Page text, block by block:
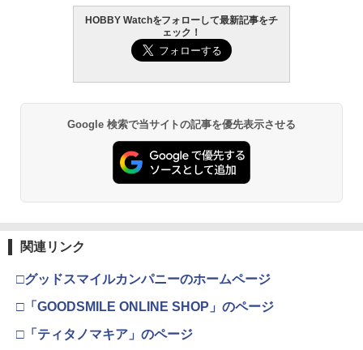
東京マルイ (TOKYO MARUI) ガスブロー
バックマシンガン No.14 20式 5.56mm
小銃 18歳以上 ガスブローバック
￥190,000
東京マルイ(TOKYO MARUI) No.21 H&K
USP HG 18歳以上エアーHOPハンドガン
￥3,409
4
￥4,761
タミヤ クラフトツールシリーズ No.123
先細薄刃ニッパー (ゲートカット用) プラ
モデル用工具 74123
￥2,781
LOCTITE(ロックタイト) シールはがし
プレミアム 220ml
￥1,013
型用接着剤 87003
￥184
HOBBY Watchをフォローして最新記事をチ
ェック！
Google 検索で当サイトの記事を優先表示させる
関連リンク
□グッドスマイルカンパニーのホームページ
□「GOODSMILE ONLINE SHOP」のページ
□「ティタノマキア」のページ